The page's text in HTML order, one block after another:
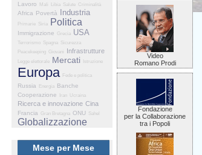
Lavoro Mali Libia Salute Criminalità
Africa Povertà Industria
Primarie Siria Politica
Immigrazione Grecia USA
Terrorismo Spagna Sicurezza
Peacekeeping
Giovani Infrastrutture
Legge elettorale Mercati Istruzione
Europa Fede e politica
Russia Energia Banche
Cooperazione
Iran Ucraina
Ricerca e innovazione Cina
Francia Gran Bretagna ONU Sahel
Globalizzazione
Mese per Mese
Video
Romano Prodi
Fondazione
per la Collaborazione
tra i Popoli